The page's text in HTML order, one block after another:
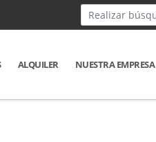
ALQUILER NUESTRA EMPRESA